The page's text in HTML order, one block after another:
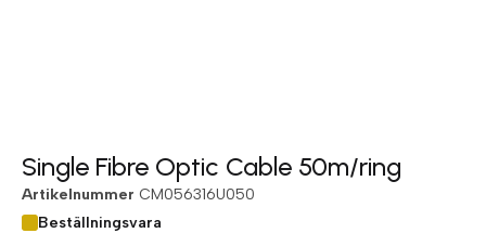
Single Fibre Optic Cable 50m/ring
Artikelnummer CM056316U050
Beställningsvara